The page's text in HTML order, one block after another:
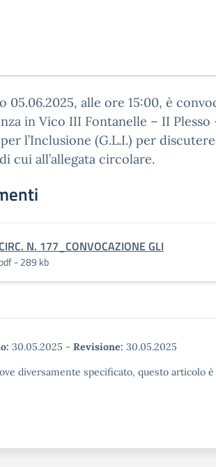
05.06.2025, alle ore 15:00, è
in Vico III Fontanelle – II
l’Inclusione (G.L.I.) per
cui all’allegata circolare.
N. 177_CONVOCAZIONE GLI
pdf - 289 kb
30.05.2025 - Revisione: 30.05.2025
diversamente specificato, questo articolo